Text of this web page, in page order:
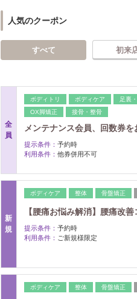
人気のクーポン
すべて 初来
全
員
ボディトリ ボディケア 足裏
OX脚矯正
接骨・整骨
メンテナンス会員、回数券
提示条件： 予約時
利用条件： 他券併用不可
新
規
ボディケア 整体 骨盤矯正
【腰痛お悩み解消】腰痛改
提示条件： 予約時
利用条件： ご新規様限定
ボディケア 整体 骨盤矯正